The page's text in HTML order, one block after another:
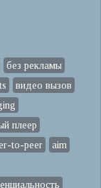
без рекламы
видео вызов
плеер
to-peer
aim